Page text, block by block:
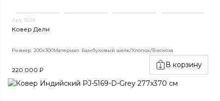
Арт. 3229
Ковер Дели
Размер: 200x300Материал: Бамбуковый шёлк/Хлопок/Вискоза
220 000 ₽
В корзину